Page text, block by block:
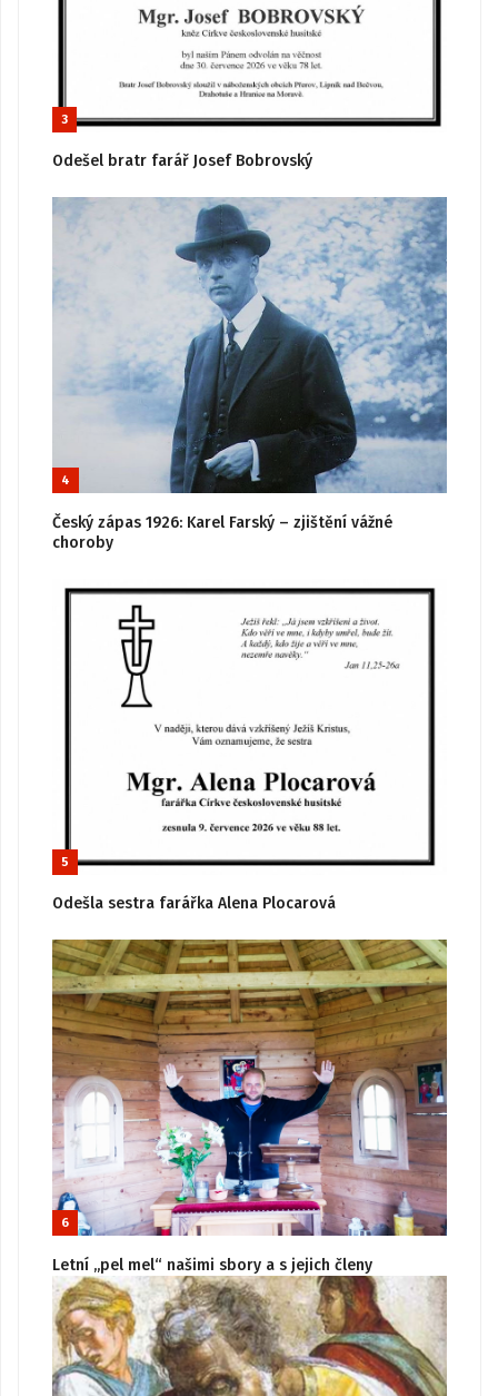
3
Odešel bratr farář Josef Bobrovský
4
Český zápas 1926: Karel Farský – zjištění vážné
choroby
5
Odešla sestra farářka Alena Plocarová
6
Letní „pel mel“ našimi sbory a s jejich členy